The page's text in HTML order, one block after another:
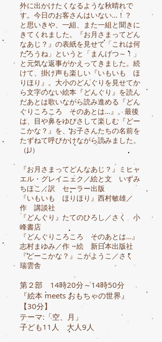
外に出かけたくなるような秋晴れで
す。今日のお客さんはいない…！？
と思いきや、一組、また一組と聞きに
きてくれました。『お月さまってどん
なあじ？』の表紙を見せて「これは何
だろうね」というと「まんげつ～！」
と元気な返事がかえってきました。続
けて、掛け声も楽しい『いもいも ほ
りほり』。大小のどんぐりを見せてか
ら文字のない絵本『どんぐり』を読ん
だあとは歌いながら読み進める『どん
ぐりころころ そのあとは…』。最後
は、目や鼻をゆびさして楽しむ『どー
こかな？』を、お子さんたちの名前を
たずねて呼びかけながら読みました。
（U）
『お月さまってどんなあじ？』ミヒャ
エル・グレイニェク／絵と文 いずみ
ちほこ／訳 セーラー出版
『いもいも ほりほり』西村敏雄／
作 講談社
『どんぐり』たてのひろし／さく 小
峰書店
『どんぐりころころ そのあとは…』
志村まゆみ／作・絵 新日本出版社
『どーこかな？』こがようこ／さく
瑞雲舎
第２部 14時20分～14時50分
『絵本 meets おもちゃの世界』
【30分】
テーマ:「空、月 」
子ども11人 大人9人